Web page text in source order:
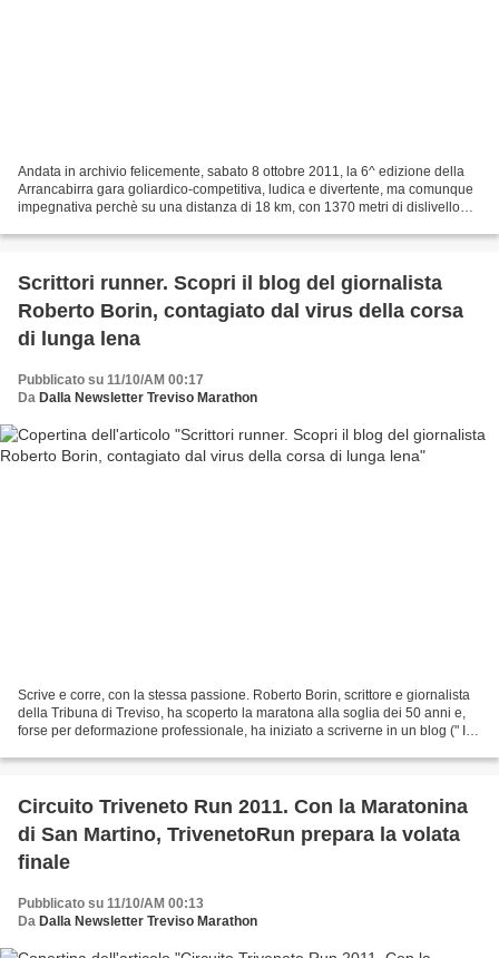
Andata in archivio felicemente, sabato 8 ottobre 2011, la 6^ edizione della
Arrancabirra gara goliardico-competitiva, ludica e divertente, ma comunque
impegnativa perchè su una distanza di 18 km, con 1370 metri di dislivello
Scrittori runner. Scopri il blog del giornalista
Roberto Borin, contagiato dal virus della corsa
di lunga lena
Pubblicato su 11/10/AM 00:17
Da Dalla Newsletter Treviso Marathon
Scrive e corre, con la stessa passione. Roberto Borin, scrittore e giornalista
della Tribuna di Treviso, ha scoperto la maratona alla soglia dei 50 anni e,
forse per deformazione professionale, ha iniziato a scriverne in un blog (" Il
Circuito Triveneto Run 2011. Con la Maratonina
di San Martino, TrivenetoRun prepara la volata
finale
Pubblicato su 11/10/AM 00:13
Da Dalla Newsletter Treviso Marathon